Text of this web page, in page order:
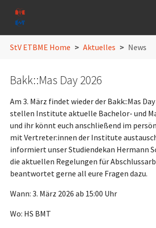
StV ETBME Home Aktuelles News
Bakk::Mas Day 2026
Am 3. März findet wieder der Bakk::Mas
stellen Institute aktuelle Bachelor- und
und ihr könnt euch anschließend im
mit Vertreter:innen der Institute
informiert unser Studiendekan Hermann
die aktuellen Regelungen für
beantwortet gerne all eure Fragen dazu.
Wann: 3. März 2026 ab 15:00 Uhr
Wo: HS BMT